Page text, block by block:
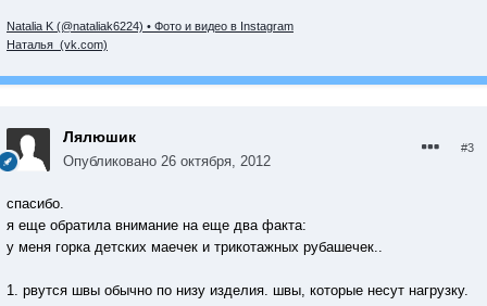
Natalia K (@nataliak6224) • Фото и видео в Instagram
Наталья (vk.com)
Лялюшик
Опубликовано 26 октября, 2012
#3
спасибо.
я еще обратила внимание на еще два факта:
у меня горка детских маечек и трикотажных рубашечек..
1. рвутся швы обычно по низу изделия. швы, которые несут нагрузку.